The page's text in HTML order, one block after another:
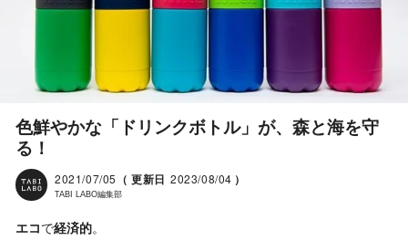
色鮮やかな「ドリンクボトル」が、森と海を守
る！
2021/07/05 （ 更新日 2023/08/04 ）
TABI LABO編集部
エコで経済的。